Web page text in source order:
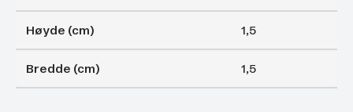
Høyde (cm) 1,5
Bredde (cm) 1,5